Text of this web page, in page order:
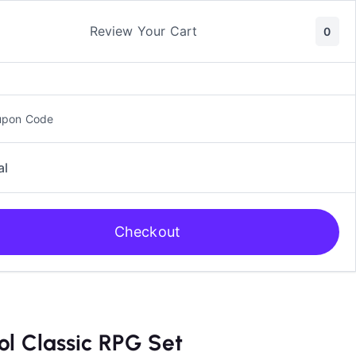
Rol
Classic RPG Set
Review Your Cart 0
Code
Checkout